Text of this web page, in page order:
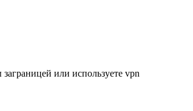
или используете vpn